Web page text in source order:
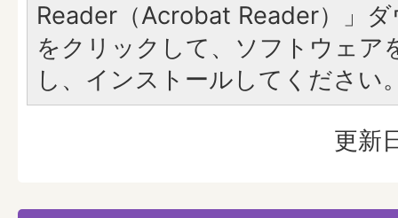
Reader（Acrobat Reader）」
をクリックして、ソフトウェア
し、インストールしてください
更新